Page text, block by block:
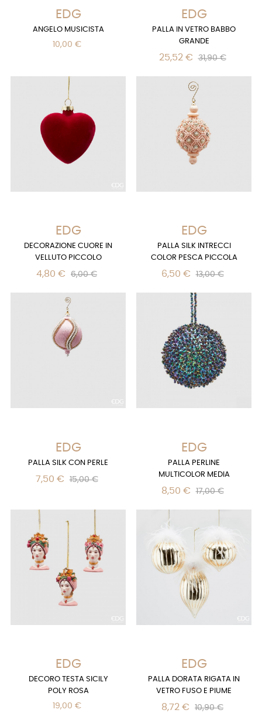
EDG
ANGELO MUSICISTA
10,00 €
EDG
PALLA IN VETRO BABBO
GRANDE
25,52 € 31,90 €
EDG
DECORAZIONE CUORE IN
VELLUTO PICCOLO
4,80 € 6,00 €
EDG
PALLA SILK INTRECCI
COLOR PESCA PICCOLA
6,50 € 13,00 €
EDG
PALLA SILK CON PERLE
7,50 € 15,00 €
EDG
PALLA PERLINE
MULTICOLOR MEDIA
8,50 € 17,00 €
EDG
DECORO TESTA SICILY
POLY ROSA
19,00 €
EDG
PALLA DORATA RIGATA IN
VETRO FUSO E PIUME
8,72 € 10,90 €